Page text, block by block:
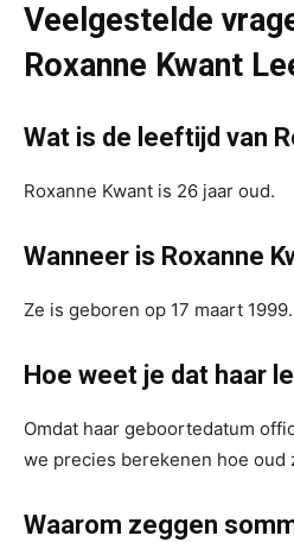
Veelgestelde
Roxanne Kwant
Wat is de leeftijd van
Roxanne Kwant is 26 jaar oud.
Wanneer is Roxanne
Ze is geboren op 17 maart 1999.
Hoe weet je dat haar
Omdat haar geboortedatum
we precies berekenen hoe oud
Waarom zeggen